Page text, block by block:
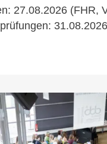
27.08.2026 (FHR,